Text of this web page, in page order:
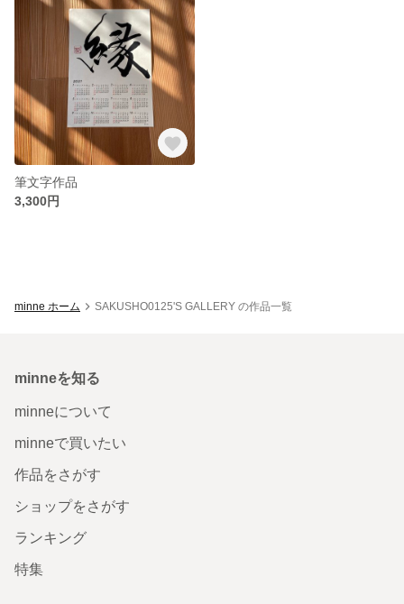
筆文字作品
3,300円
minne ホーム SAKUSHO0125'S GALLERY の作品一覧
minneを知る
minneについて
minneで買いたい
作品をさがす
ショップをさがす
ランキング
特集